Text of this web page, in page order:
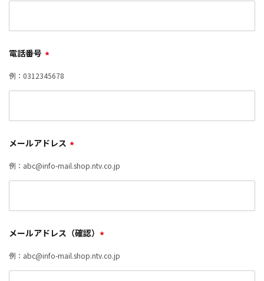
電話番号 *
例：0312345678
メールアドレス *
例：abc@info-mail.shop.ntv.co.jp
メールアドレス（確認） *
例：abc@info-mail.shop.ntv.co.jp